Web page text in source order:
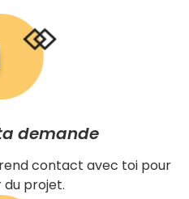
demande
contact avec toi pour
projet.